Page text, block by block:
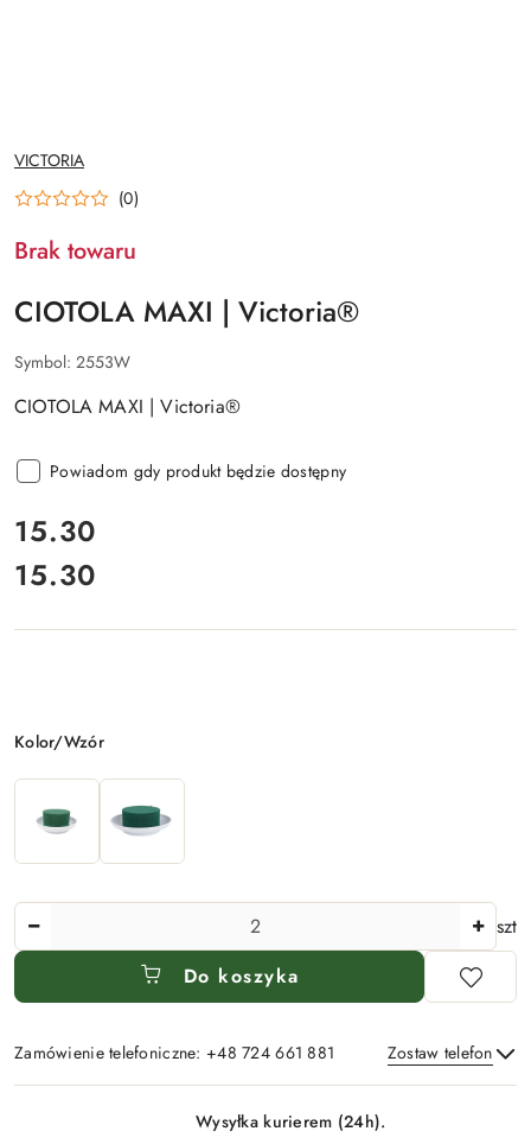
NAZWA
PRODUCENTA:
VICTORIA
(0)
Brak towaru
CIOTOLA MAXI | Victoria®
Symbol: 2553W
CIOTOLA MAXI | Victoria®
Powiadom gdy produkt będzie dostępny
cena:
15.30
Cena:
15.30
Wariant
Kolor/Wzór
szt
Do koszyka
Zamówienie telefoniczne: +48 724 661 881 Zostaw telefon
Wysyłka kurierem (24h).